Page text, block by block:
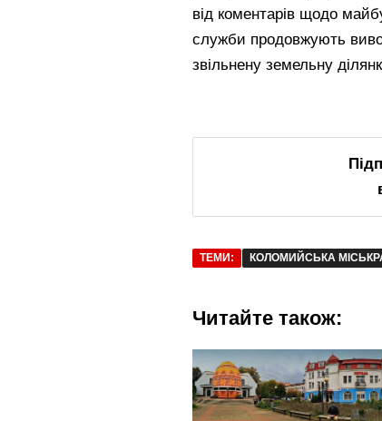
від коментарів щодо
служби продовжують
звільнену земельну
ТЕМИ: КОЛОМИЙСЬКА
Читайте також: